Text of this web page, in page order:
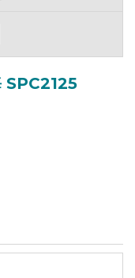
SPC2125